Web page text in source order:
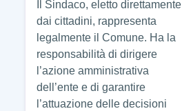
Il Sindaco, eletto direttamente
dai cittadini, rappresenta
legalmente il Comune. Ha la
responsabilità di dirigere
l’azione amministrativa
dell’ente e di garantire
l’attuazione delle decisioni